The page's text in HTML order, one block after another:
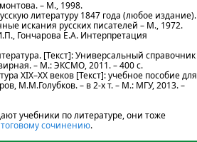
– М., 1998.
литературу 1847 года (любое издание).
искания русских писателей – М., 1972.
Гончарова Е.А. Интерпретация
[Текст]: Универсальный справочник
– М.: ЭКСМО, 2011. – 400 с.
XIX–XX веков [Текст]: учебное пособие для
М.М.Голубков. – в 2-х т. – М.: МГУ, 2013. –
учебники по литературе, они тоже
сочинению.